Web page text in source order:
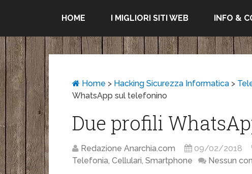
HOME I MIGLIORI SITI WEB INFO &
Home > Hacking Sicurezza Informatica >
WhatsApp sul telefonino
Due profili
Redazione Anarchia.com 09/02/2018
Telefonia, Cellulari, Smartphone
Nessun